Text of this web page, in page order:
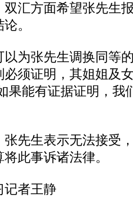
汇方面希望张先生
。
为张先生调换同等
须证明，其姐姐及
果能有证据证明，我
先生表示无法接受
此事诉诸法律。
者王静